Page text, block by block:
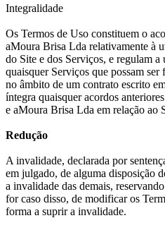
Integralidade
Os Termos de Uso constituem o
aMoura Brisa Lda relativamente à
do Site e dos Serviços, e regulam
quaisquer Serviços que possam
no âmbito de um contrato escrito
íntegra quaisquer acordos
e aMoura Brisa Lda em relação ao
Redução
A invalidade, declarada por
em julgado, de alguma disposição
a invalidade das demais,
for caso disso, de modificar os
forma a suprir a invalidade.